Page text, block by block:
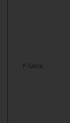
P-Sätze: